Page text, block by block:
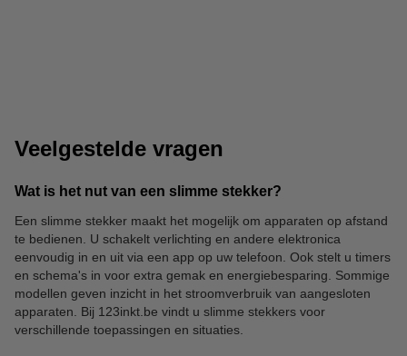
Slimme deurbellen Slimme sensoren
Veelgestelde vragen
Wat is het nut van een slimme stekker?
Een slimme stekker maakt het mogelijk om apparaten op afstand
te bedienen. U schakelt verlichting en andere elektronica
eenvoudig in en uit via een app op uw telefoon. Ook stelt u timers
en schema's in voor extra gemak en energiebesparing. Sommige
modellen geven inzicht in het stroomverbruik van aangesloten
apparaten. Bij 123inkt.be vindt u slimme stekkers voor
verschillende toepassingen en situaties.